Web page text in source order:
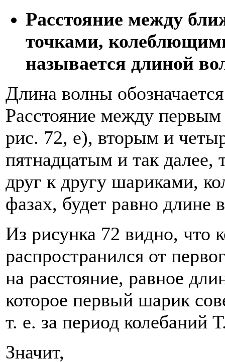
Расстояние между
точками,
называется длиной
Длина волны
Расстояние между
рис. 72, е), вторым и
пятнадцатым и так
друг к другу шариками,
фазах, будет равно длине
Из рисунка 72 видно, что
распространился от
на расстояние, равное
которое первый шарик
т. е. за период колебаний
Значит,